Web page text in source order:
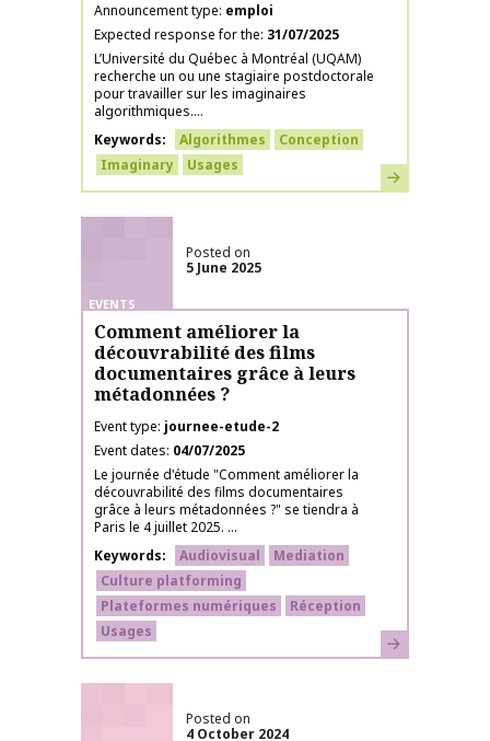
Announcement type emploi
Expected response for the 31/07/2025
L’Université du Québec à Montréal (UQAM)
recherche un ou une stagiaire postdoctorale
pour travailler sur les imaginaires
algorithmiques....
Keywords
Algorithmes
Conception
Imaginary
Usages Learn more
EVENTS
Posted on
5 June 2025
Comment améliorer la
découvrabilité des films
documentaires grâce à leurs
métadonnées ?
Event type journee-etude-2
Event dates 04/07/2025
Le journée d'étude "Comment améliorer la
découvrabilité des films documentaires
grâce à leurs métadonnées ?" se tiendra à
Paris le 4 juillet 2025. ...
Keywords
Audiovisual
Mediation
Culture platforming
Plateformes numériques
Réception
Usages
Learn more
Posted on
4 October 2024